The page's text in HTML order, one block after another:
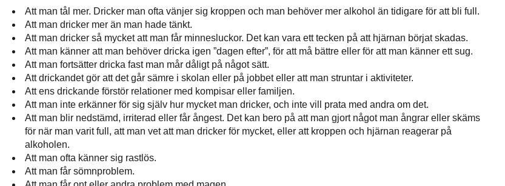
Att man tål mer. Dricker man ofta vänjer sig kroppen och man behöver mer alkohol än tidigare för att bli full.
Att man dricker mer än man hade tänkt.
Att man dricker så mycket att man får minnesluckor. Det kan vara ett tecken på att hjärnan börjat skadas.
Att man känner att man behöver dricka igen ”dagen efter”, för att må bättre eller för att man känner ett sug.
Att man fortsätter dricka fast man mår dåligt på något sätt.
Att drickandet gör att det går sämre i skolan eller på jobbet eller att man struntar i aktiviteter.
Att ens drickande förstör relationer med kompisar eller familjen.
Att man inte erkänner för sig själv hur mycket man dricker, och inte vill prata med andra om det.
Att man blir nedstämd, irriterad eller får ångest. Det kan bero på att man gjort något man ångrar eller skäms
för när man varit full, att man vet att man dricker för mycket, eller att kroppen och hjärnan reagerar på
alkoholen.
Att man ofta känner sig rastlös.
Att man får sömnproblem.